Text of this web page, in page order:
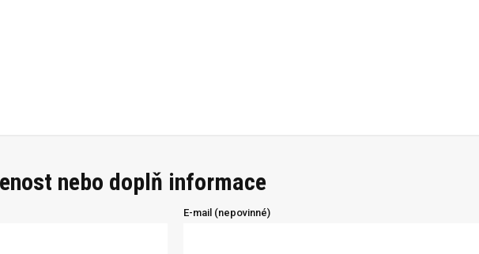
nebo doplň informace
E-mail (nepovinné)